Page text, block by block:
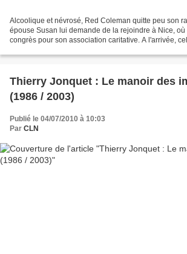
Alcoolique et névrosé, Red Coleman quitte peu son
épouse Susan lui demande de la rejoindre à Nice,
congrès pour son association caritative. A l'arrivée,
Thierry Jonquet : Le manoir des
(1986 / 2003)
Publié le 04/07/2010 à 10:03
Par CLN